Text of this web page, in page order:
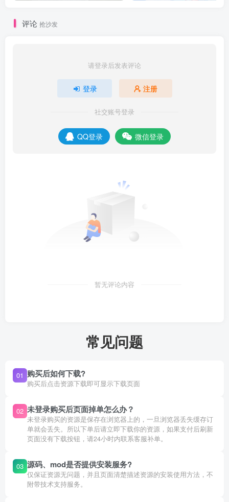
评论 抢沙发
请登录后发表评论
登录 注册
社交账号登录
QQ登录 微信登录
暂无评论内容
常见问题
01 购买后如何下载?
购买后点击资源下载即可显示下载页面
02 未登录购买后页面掉单怎么办？
未登录购买的资源是保存在浏览器上的，一旦浏览器丢失缓存订
单就会丢失。所以下单后请立即下载你的资源，如果支付后刷新
页面没有下载按钮，请24小时内联系客服补单。
03 源码、mod是否提供安装服务?
仅保证资源无问题，并且页面清楚描述资源的安装使用方法，不
附带技术支持服务。